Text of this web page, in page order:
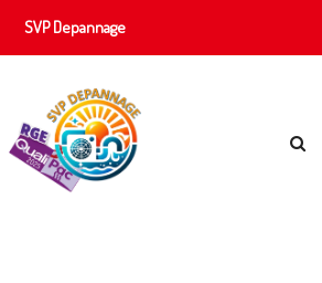
SVP Depannage